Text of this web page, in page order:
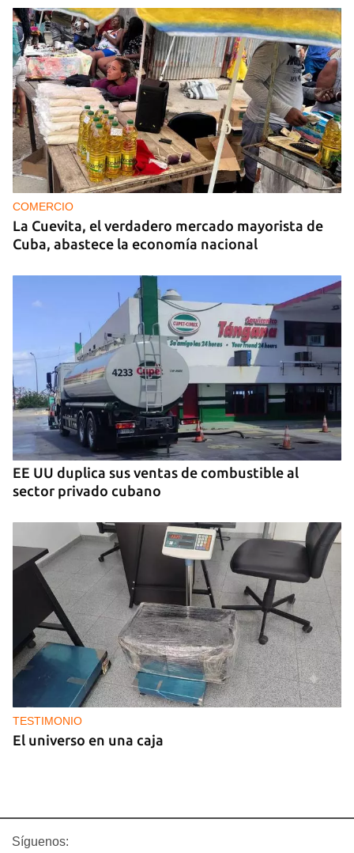
MIAMI
La hija de un diplomático castrista expulsado de
EE UU en 2003 está bajo custodia del ICE
COMERCIO
La Cuevita, el verdadero mercado mayorista de
Cuba, abastece la economía nacional
EE UU duplica sus ventas de combustible al
sector privado cubano
TESTIMONIO
El universo en una caja
Síguenos: